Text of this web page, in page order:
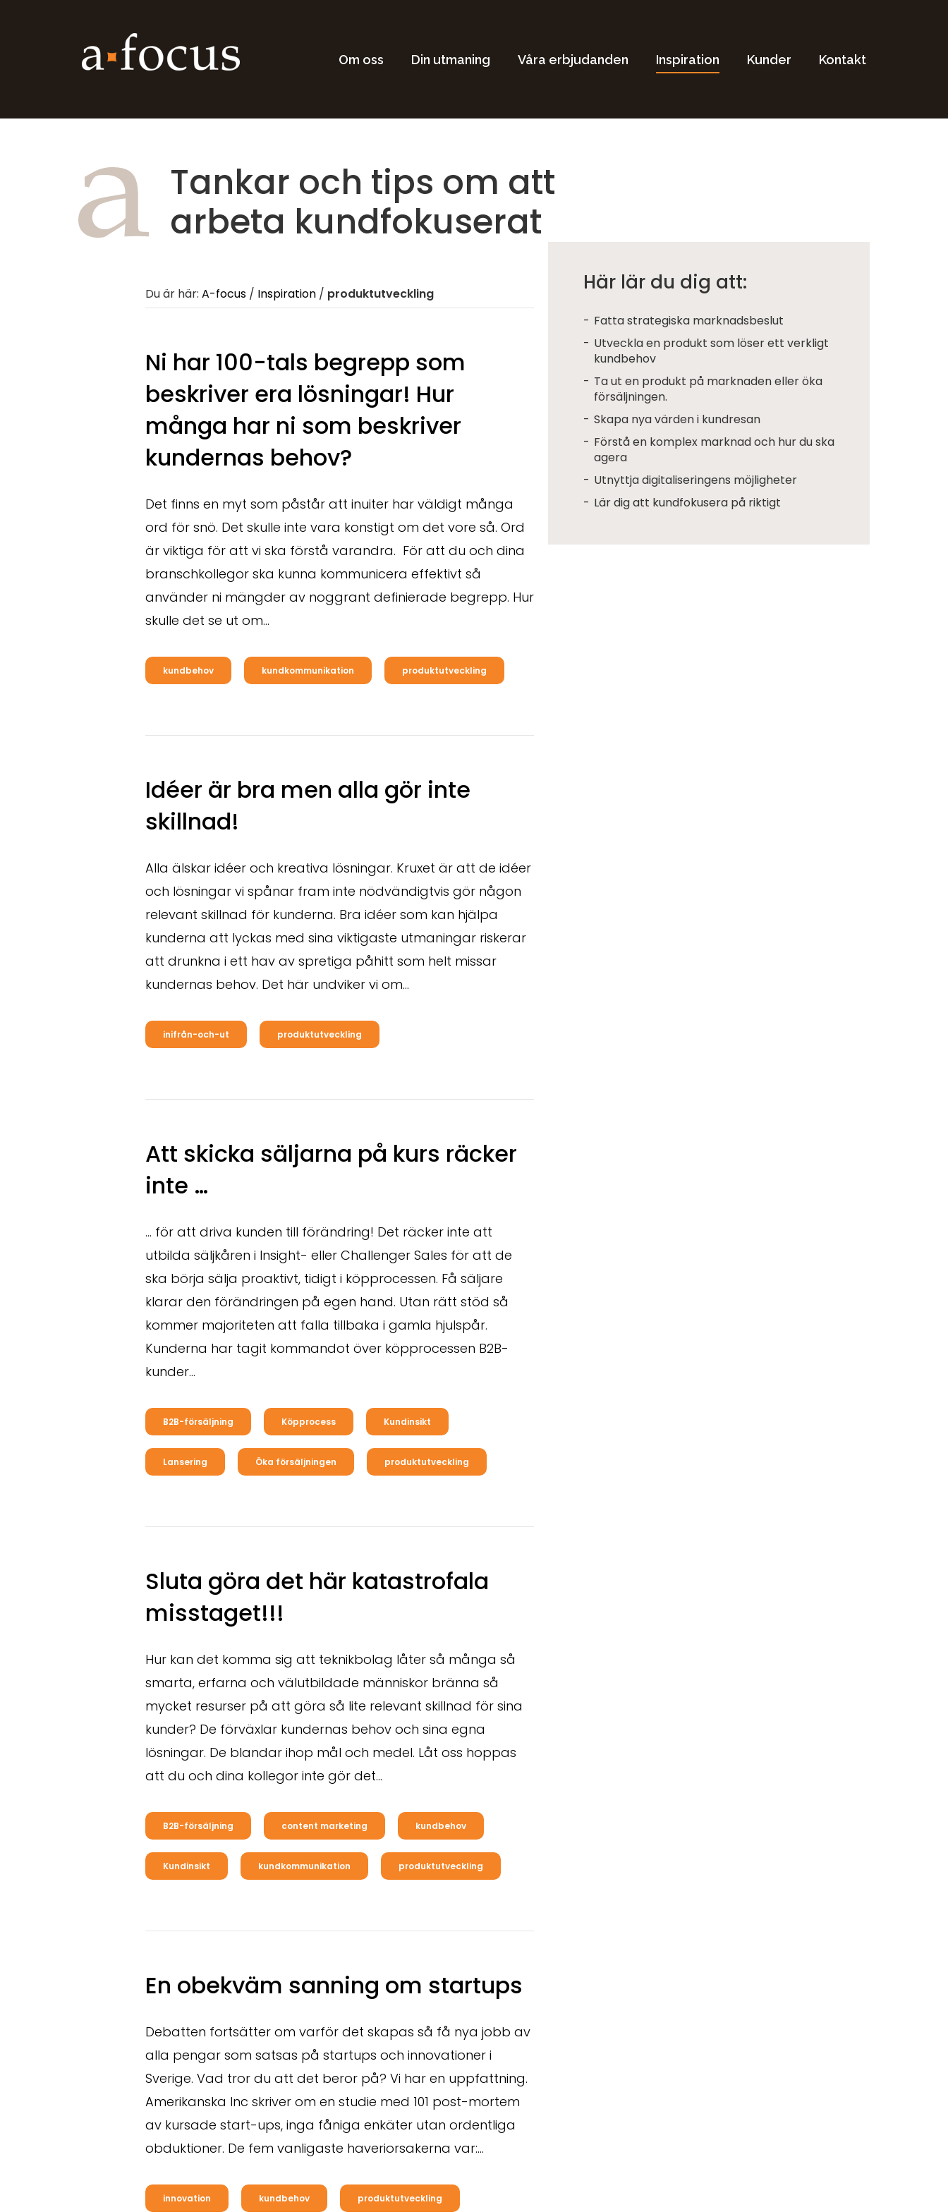
Om oss Din utmaning Våra erbjudanden Inspiration Kunder Kontakt
Tankar och tips om att
arbeta kundfokuserat
Här lär du dig att:
Fatta strategiska marknadsbeslut
Utveckla en produkt som löser ett verkligt
kundbehov
Ta ut en produkt på marknaden eller öka
försäljningen.
Skapa nya värden i kundresan
Förstå en komplex marknad och hur du ska
agera
Utnyttja digitaliseringens möjligheter
Lär dig att kundfokusera på riktigt
Du är här: A-focus/ Inspiration/ produktutveckling
Ni har 100-tals begrepp som
beskriver era lösningar! Hur
många har ni som beskriver
kundernas behov?
Det finns en myt som påstår att inuiter har väldigt många
ord för snö. Det skulle inte vara konstigt om det vore så. Ord
är viktiga för att vi ska förstå varandra. För att du och dina
branschkollegor ska kunna kommunicera effektivt så
använder ni mängder av noggrant definierade begrepp. Hur
skulle det se ut om…
kundbehov kundkommunikation produktutveckling
Idéer är bra men alla gör inte
skillnad!
Alla älskar idéer och kreativa lösningar. Kruxet är att de idéer
och lösningar vi spånar fram inte nödvändigtvis gör någon
relevant skillnad för kunderna. Bra idéer som kan hjälpa
kunderna att lyckas med sina viktigaste utmaningar riskerar
att drunkna i ett hav av spretiga påhitt som helt missar
kundernas behov. Det här undviker vi om…
inifrån-och-ut produktutveckling
Att skicka säljarna på kurs räcker
inte …
… för att driva kunden till förändring! Det räcker inte att
utbilda säljkåren i Insight- eller Challenger Sales för att de
ska börja sälja proaktivt, tidigt i köpprocessen. Få säljare
klarar den förändringen på egen hand. Utan rätt stöd så
kommer majoriteten att falla tillbaka i gamla hjulspår.
Kunderna har tagit kommandot över köpprocessen B2B-
kunder…
B2B-försäljning Köpprocess Kundinsikt
Lansering Öka försäljningen produktutveckling
Sluta göra det här katastrofala
misstaget!!!
Hur kan det komma sig att teknikbolag låter så många så
smarta, erfarna och välutbildade människor bränna så
mycket resurser på att göra så lite relevant skillnad för sina
kunder? De förväxlar kundernas behov och sina egna
lösningar. De blandar ihop mål och medel. Låt oss hoppas
att du och dina kollegor inte gör det…
B2B-försäljning content marketing kundbehov
Kundinsikt kundkommunikation produktutveckling
En obekväm sanning om startups
Debatten fortsätter om varför det skapas så få nya jobb av
alla pengar som satsas på startups och innovationer i
Sverige. Vad tror du att det beror på? Vi har en uppfattning.
Amerikanska Inc skriver om en studie med 101 post-mortem
av kursade start-ups, inga fåniga enkäter utan ordentliga
obduktioner. De fem vanligaste haveriorsakerna var:…
innovation kundbehov produktutveckling